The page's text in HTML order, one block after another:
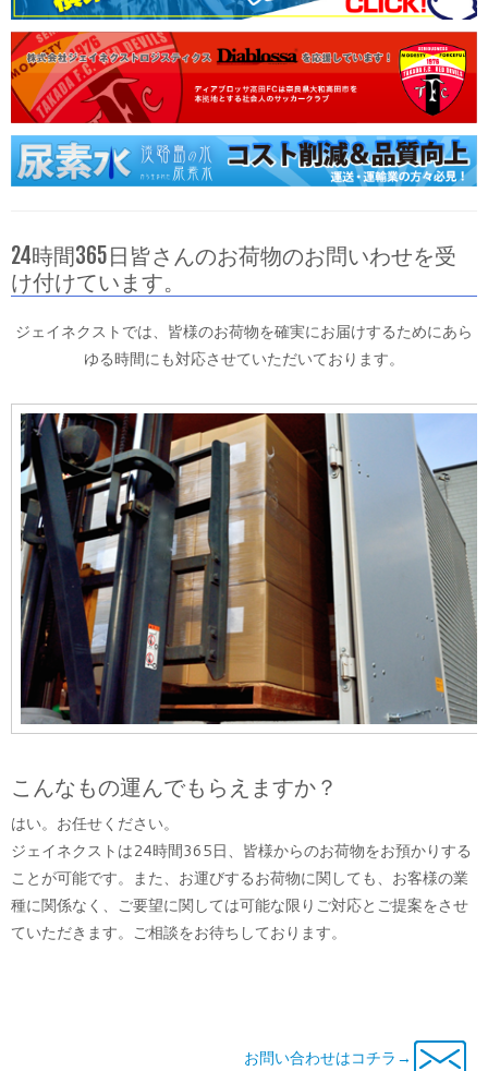
24時間365日皆さんのお荷物のお問いわせを受
け付けています。
ジェイネクストでは、皆様のお荷物を確実にお届けするためにあら
ゆる時間にも対応させていただいております。
こんなもの運んでもらえますか？
はい。お任せください。
ジェイネクストは24時間365日、皆様からのお荷物をお預かりする
ことが可能です。また、お運びするお荷物に関しても、お客様の業
種に関係なく、ご要望に関しては可能な限りご対応とご提案をさせ
ていただきます。ご相談をお待ちしております。
お問い合わせはコチラ→